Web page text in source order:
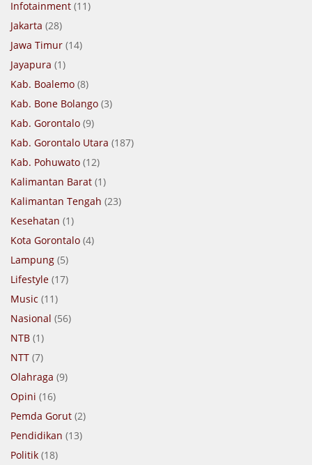
Infotainment (11)
Jakarta (28)
Jawa Timur (14)
Jayapura (1)
Kab. Boalemo (8)
Kab. Bone Bolango (3)
Kab. Gorontalo (9)
Kab. Gorontalo Utara (187)
Kab. Pohuwato (12)
Kalimantan Barat (1)
Kalimantan Tengah (23)
Kesehatan (1)
Kota Gorontalo (4)
Lampung (5)
Lifestyle (17)
Music (11)
Nasional (56)
NTB (1)
NTT (7)
Olahraga (9)
Opini (16)
Pemda Gorut (2)
Pendidikan (13)
Politik (18)